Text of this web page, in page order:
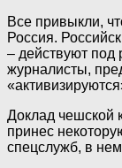
Все привыкли,
Россия.
– действуют
журналисты,
Доклад чешской
принес
спецслужб, в